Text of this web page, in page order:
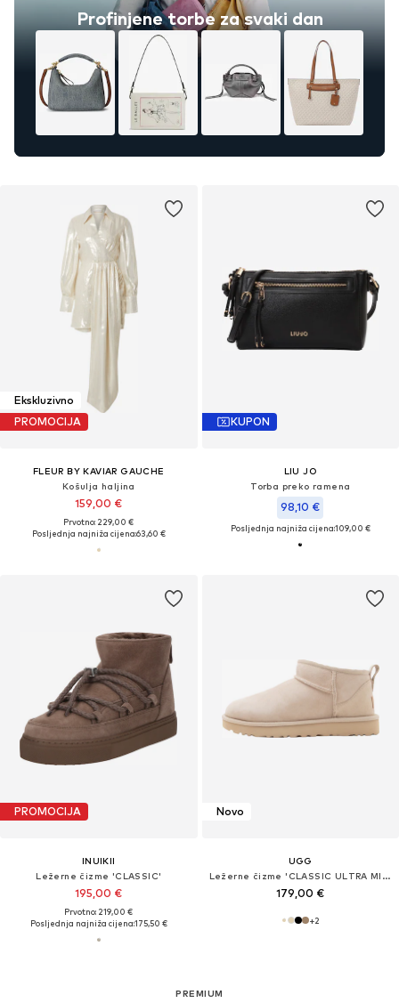
Profinjene torbe za svaki dan
Ekskluzivno
PROMOCIJA
FLEUR BY KAVIAR GAUCHE
Košulja haljina
159,00 €
Prvotno: 229,00 €
Posljednja najniža cijena:63,60 €
KUPON
LIU JO
Torba preko ramena
98,10 €
Posljednja najniža cijena:109,00 €
PROMOCIJA
INUIKII
Ležerne čizme 'CLASSIC'
195,00 €
Prvotno: 219,00 €
Posljednja najniža cijena:175,50 €
Novo
UGG
Ležerne čizme 'CLASSIC ULTRA MINI'
179,00 €
+2
PREMIUM